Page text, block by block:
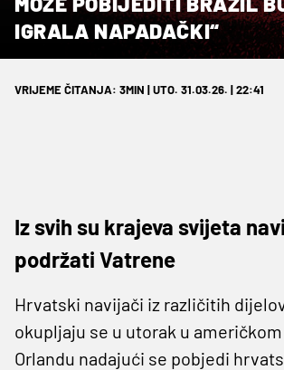
IGRALA NAPADAČKI“
VRIJEME ČITANJA: 3MIN | UTO. 31.03.26. | 22:41
Iz svih su krajeva svijeta
podržati Vatrene
Hrvatski navijači iz različitih
okupljaju se u utorak u
Orlandu nadajući se pobjedi